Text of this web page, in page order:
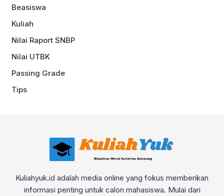
Beasiswa
Kuliah
Nilai Raport SNBP
Nilai UTBK
Passing Grade
Tips
Kuliahyuk.id adalah media online yang fokus memberikan
informasi penting untuk calon mahasiswa. Mulai dari